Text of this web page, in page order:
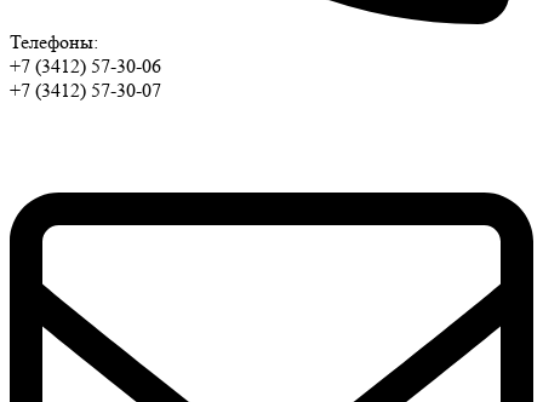
Телефоны:
+7 (3412) 57-30-06
+7 (3412) 57-30-07